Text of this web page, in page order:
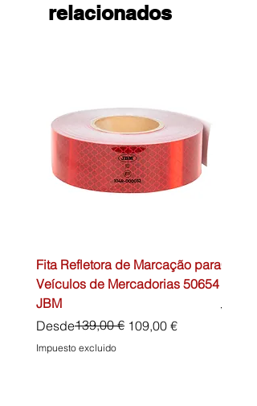
relacionados
Fita Refletora de Marcação para
Veículos de Mercadorias 50654
JBM
Desde
Precio139,00 € 109,00 €
Precio de oferta
Impuesto excluido
Precio
45,00 €